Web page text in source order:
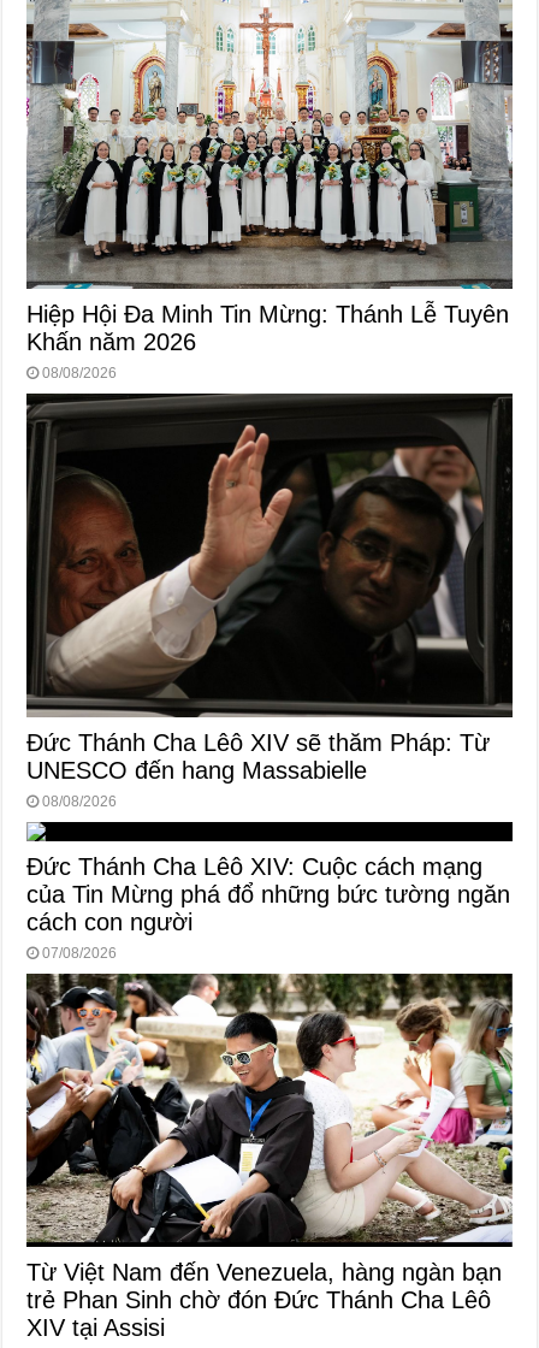
Hiệp Hội Đa Minh Tin Mừng: Thánh Lễ Tuyên
Khấn năm 2026
08/08/2026
Đức Thánh Cha Lêô XIV sẽ thăm Pháp: Từ
UNESCO đến hang Massabielle
08/08/2026
Đức Thánh Cha Lêô XIV: Cuộc cách mạng
của Tin Mừng phá đổ những bức tường ngăn
cách con người
07/08/2026
Từ Việt Nam đến Venezuela, hàng ngàn bạn
trẻ Phan Sinh chờ đón Đức Thánh Cha Lêô
XIV tại Assisi